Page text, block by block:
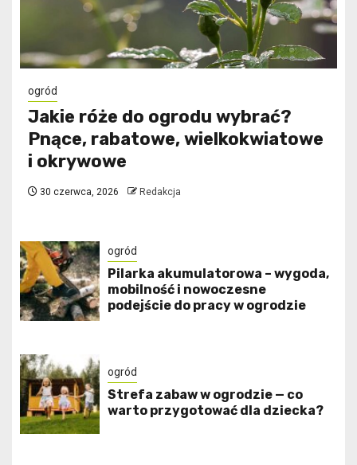
ogród
Jakie róże do ogrodu wybrać?
Pnące, rabatowe, wielkokwiatowe
i okrywowe
30 czerwca, 2026 Redakcja
ogród
Pilarka akumulatorowa – wygoda,
mobilność i nowoczesne
podejście do pracy w ogrodzie
ogród
Strefa zabaw w ogrodzie — co
warto przygotować dla dziecka?